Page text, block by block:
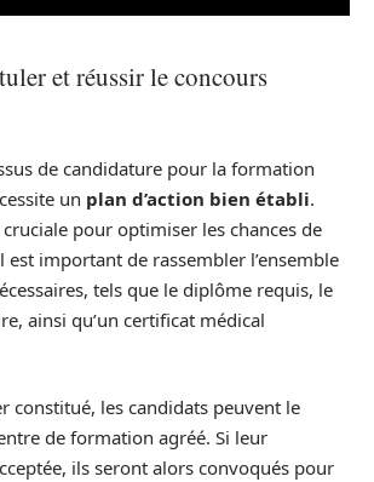
et réussir le concours
de candidature pour la formation
un plan d’action bien établi.
cruciale pour optimiser les chances de
est important de rassembler l’ensemble
tels que le diplôme requis, le
ainsi qu’un certificat médical
constitué, les candidats peuvent le
de formation agréé. Si leur
ils seront alors convoqués pour